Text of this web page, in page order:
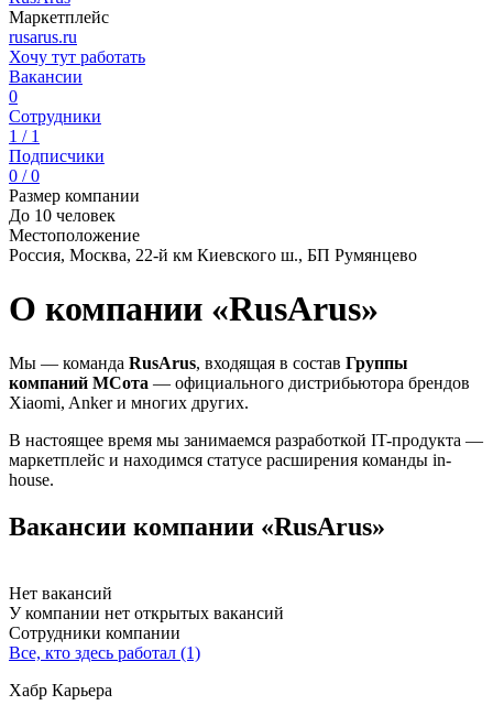
Маркетплейс
rusarus.ru
Хочу тут работать
Вакансии
0
Сотрудники
1 / 1
Подписчики
0 / 0
Размер компании
До 10 человек
Местоположение
Россия, Москва, 22-й км Киевского ш., БП Румянцево
О компании «RusArus»
Мы — команда RusArus, входящая в состав Группы
компаний МСота — официального дистрибьютора брендов
Xiaomi, Anker и многих других.
В настоящее время мы занимаемся разработкой IT-продукта —
маркетплейс и находимся статусе расширения команды in-
house.
Вакансии компании «RusArus»
Нет вакансий
У компании нет открытых вакансий
Сотрудники компании
Все, кто здесь работал (1)
Хабр Карьера